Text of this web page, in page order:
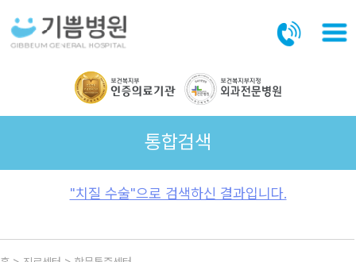
통합검색
"치질 수술"으로 검색하신 결과입니다.